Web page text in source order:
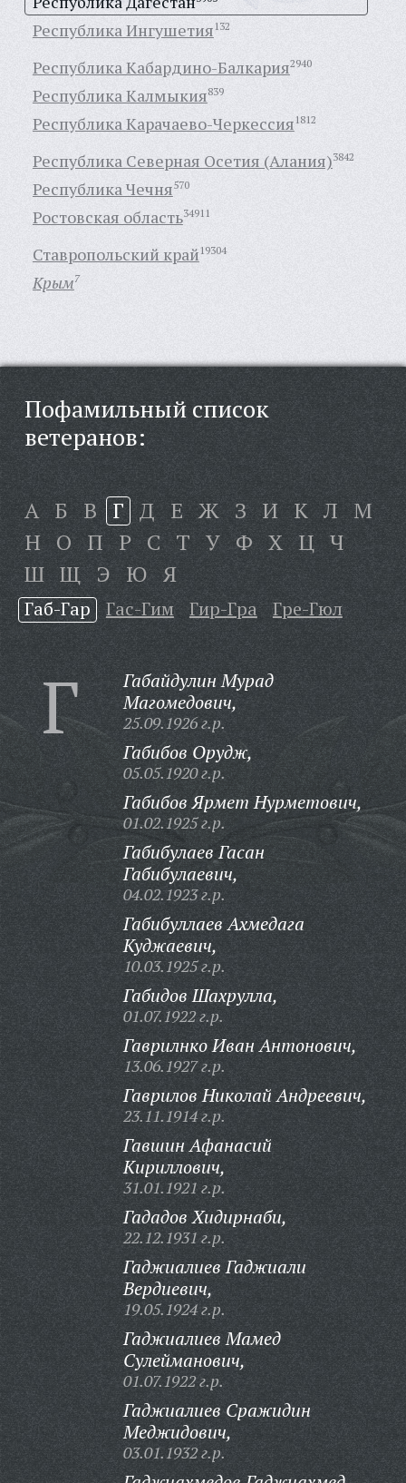
Республика Ингушетия132
Республика Кабардино-Балкария2940
Республика Калмыкия839
Республика Карачаево-Черкессия1812
Республика Северная Осетия (Алания)3842
Республика Чечня570
Ростовская область34911
Ставропольский край19304
Крым7
Пофамильный список
ветеранов:
А Б В Г Д Е Ж З И К Л М
Н О П Р С Т У Ф Х Ц Ч
Ш Щ Э Ю Я
Габ-Гар Гас-Гим Гир-Гра Гре-Гюл
Г
Габайдулин Мурад
Магомедович,
25.09.1926 г.р.
Габибов Орудж,
05.05.1920 г.р.
Габибов Ярмет Нурметович,
01.02.1925 г.р.
Габибулаев Гасан
Габибулаевич,
04.02.1923 г.р.
Габибуллаев Ахмедага
Куджаевич,
10.03.1925 г.р.
Габидов Шахрулла,
01.07.1922 г.р.
Гаврилнко Иван Антонович,
13.06.1927 г.р.
Гаврилов Николай Андреевич,
23.11.1914 г.р.
Гавшин Афанасий
Кириллович,
31.01.1921 г.р.
Гададов Хидирнаби,
22.12.1931 г.р.
Гаджиалиев Гаджиали
Вердиевич,
19.05.1924 г.р.
Гаджиалиев Мамед
Сулейманович,
01.07.1922 г.р.
Гаджиалиев Сражидин
Меджидович,
03.01.1932 г.р.